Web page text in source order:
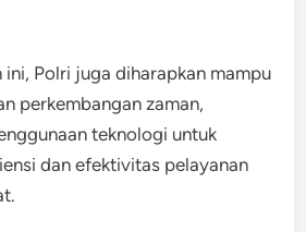
ini, Polri juga diharapkan mampu
perkembangan zaman,
teknologi untuk
dan efektivitas pelayanan